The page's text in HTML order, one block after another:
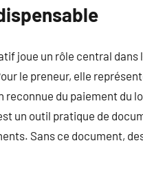
joue un rôle central dans
le preneur, elle
du paiement du
un outil pratique de
Sans ce document,